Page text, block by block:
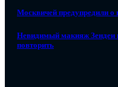
Москвичей предупредили о
Невидимый макияж Зендеи
повторить